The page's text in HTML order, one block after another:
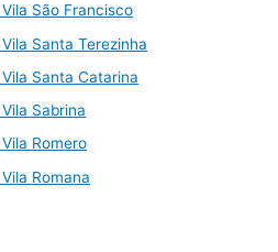
São Francisco
Santa Terezinha
Santa Catarina
Sabrina
Romero
Romana